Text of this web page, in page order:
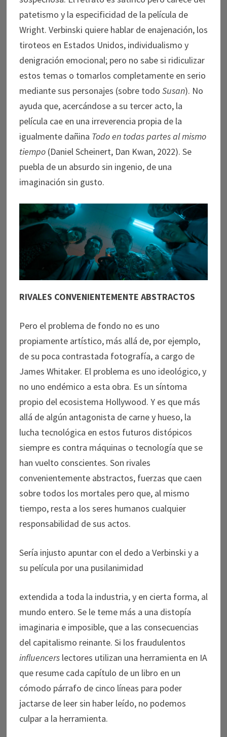
patetismo y la especificidad de la película de
Wright. Verbinski quiere hablar de enajenación, los
tiroteos en Estados Unidos, individualismo y
denigración emocional; pero no sabe si ridiculizar
estos temas o tomarlos completamente en serio
mediante sus personajes (sobre todo Susan). No
ayuda que, acercándose a su tercer acto, la
película cae en una irreverencia propia de la
igualmente dañina Todo en todas partes al mismo
tiempo (Daniel Scheinert, Dan Kwan, 2022). Se
puebla de un absurdo sin ingenio, de una
imaginación sin gusto.
RIVALES CONVENIENTEMENTE ABSTRACTOS
Pero el problema de fondo no es uno
propiamente artístico, más allá de, por ejemplo,
de su poca contrastada fotografía, a cargo de
James Whitaker. El problema es uno ideológico, y
no uno endémico a esta obra. Es un síntoma
propio del ecosistema Hollywood. Y es que más
allá de algún antagonista de carne y hueso, la
lucha tecnológica en estos futuros distópicos
siempre es contra máquinas o tecnología que se
han vuelto conscientes. Son rivales
convenientemente abstractos, fuerzas que caen
sobre todos los mortales pero que, al mismo
tiempo, resta a los seres humanos cualquier
responsabilidad de sus actos.
Sería injusto apuntar con el dedo a Verbinski y a
su película por una pusilanimidad
extendida a toda la industria, y en cierta forma, al
mundo entero. Se le teme más a una distopía
imaginaria e imposible, que a las consecuencias
del capitalismo reinante. Si los fraudulentos
influencerslectores utilizan una herramienta en IA
que resume cada capítulo de un libro en un
cómodo párrafo de cinco líneas para poder
jactarse de leer sin haber leído, no podemos
culpar a la herramienta.